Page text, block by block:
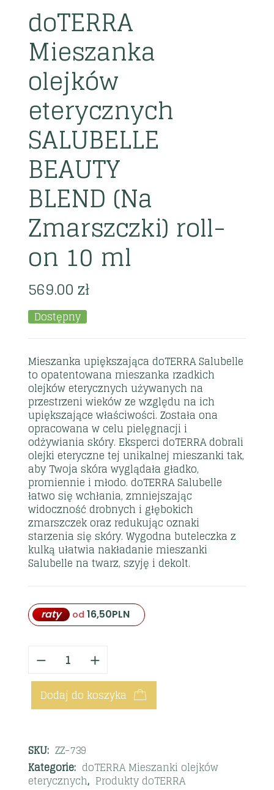
doTERRA
Mieszanka
olejków
eterycznych
SALUBELLE
BEAUTY
BLEND (Na
Zmarszczki) roll-
on 10 ml
569.00zł
Dostępny
Mieszanka upiększająca doTERRA Salubelle
to opatentowana mieszanka rzadkich
olejków eterycznych używanych na
przestrzeni wieków ze względu na ich
upiększające właściwości. Została ona
opracowana w celu pielęgnacji i
odżywiania skóry. Eksperci doTERRA dobrali
olejki eteryczne tej unikalnej mieszanki tak,
aby Twoja skóra wyglądała gładko,
promiennie i młodo. doTERRA Salubelle
łatwo się wchłania, zmniejszając
widoczność drobnych i głębokich
zmarszczek oraz redukując oznaki
starzenia się skóry. Wygodna buteleczka z
kulką ułatwia nakładanie mieszanki
Salubelle na twarz, szyję i dekolt.
raty od 16,50PLN
Dodaj do koszyka
SKU: ZZ-739
Kategorie: doTERRA Mieszanki olejków
eterycznych, Produkty doTERRA